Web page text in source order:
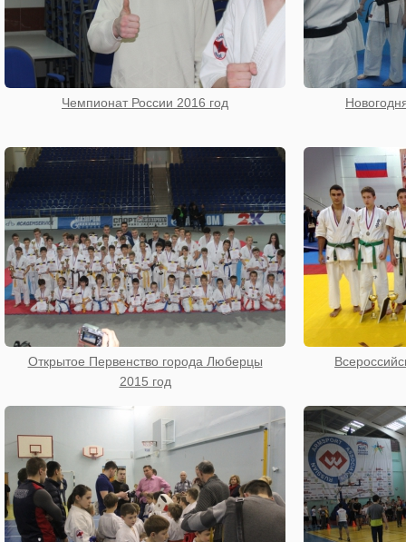
Чемпионат России 2016 год
Открытое Первенство города Люберцы
2015 год